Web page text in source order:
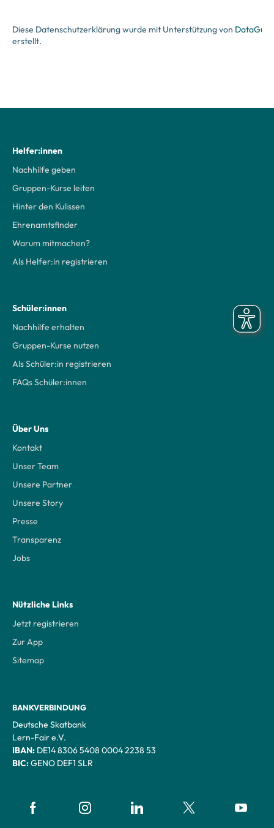
Diese Datenschutzerklärung wurde mit Unterstützung von
erstellt.
Helfer:innen
Nachhilfe geben
Gruppen-Kurse leiten
Hinter den Kulissen
Ehrenamtsfinder
Warum mitmachen?
Als Helfer:in registrieren
Schüler:innen
Nachhilfe erhalten
Gruppen-Kurse nutzen
Als Schüler:in registrieren
FAQs Schüler:innen
Über Uns
Kontakt
Unser Team
Unsere Partner
Unsere Story
Presse
Transparenz
Jobs
Nützliche Links
Jetzt registrieren
Zur App
Sitemap
BANKVERBINDUNG
Deutsche Skatbank
Lern-Fair e.V.
IBAN: DE14 8306 5408 0004 2238 53
BIC:GENO DEF1 SLR